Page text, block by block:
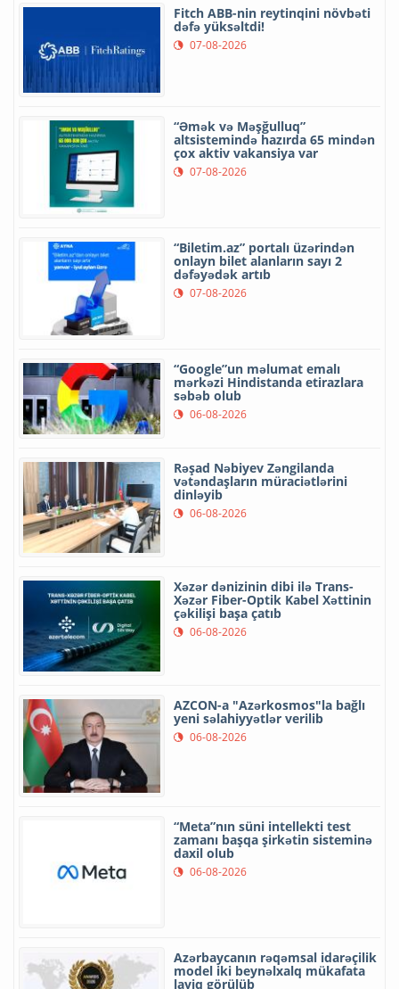
Fitch ABB-nin reytinqini növbəti
dəfə yüksəltdi!
07-08-2026
“Əmək və Məşğulluq”
altsistemində hazırda 65 mindən
çox aktiv vakansiya var
07-08-2026
“Biletim.az” portalı üzərindən
onlayn bilet alanların sayı 2
dəfəyədək artıb
07-08-2026
“Google”un məlumat emalı
mərkəzi Hindistanda etirazlara
səbəb olub
06-08-2026
Rəşad Nəbiyev Zəngilanda
vətəndaşların müraciətlərini
dinləyib
06-08-2026
Xəzər dənizinin dibi ilə Trans-
Xəzər Fiber-Optik Kabel Xəttinin
çəkilişi başa çatıb
06-08-2026
AZCON-a "Azərkosmos"la bağlı
yeni səlahiyyətlər verilib
06-08-2026
“Meta”nın süni intellekti test
zamanı başqa şirkətin sisteminə
daxil olub
06-08-2026
Azərbaycanın rəqəmsal idarəçilik
model iki beynəlxalq mükafata
layiq görülüb